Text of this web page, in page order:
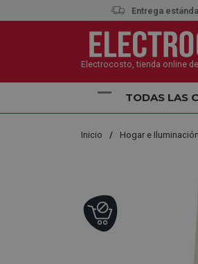
Entrega
Electrocosto, tienda online
TODAS LAS
Inicio Hogar e Iluminación